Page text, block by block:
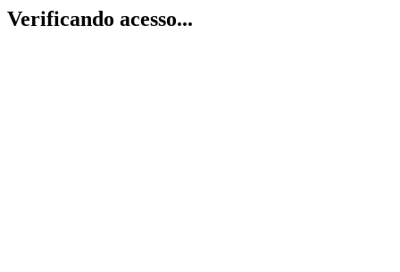
Verificando acesso...